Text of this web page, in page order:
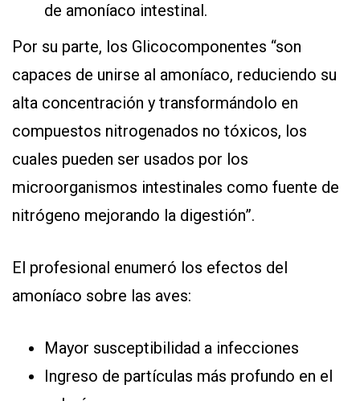
de amoníaco intestinal.
Por su parte, los Glicocomponentes “son
capaces de unirse al amoníaco, reduciendo su
alta concentración y transformándolo en
compuestos nitrogenados no tóxicos, los
cuales pueden ser usados por los
microorganismos intestinales como fuente de
nitrógeno mejorando la digestión”.
El profesional enumeró los efectos del
amoníaco sobre las aves:
Mayor susceptibilidad a infecciones
Ingreso de partículas más profundo en el